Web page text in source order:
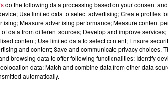
do the following data processing based on your consent
Use limited data to select advertising; Create profiles
Measure advertising performance; Measure content
data from different sources; Develop and improve
content; Use limited data to select content; Ensure
and content; Save and communicate privacy choices.
browsing data to offer following functionalities: Identify
data; Match and combine data from other data
automatically.